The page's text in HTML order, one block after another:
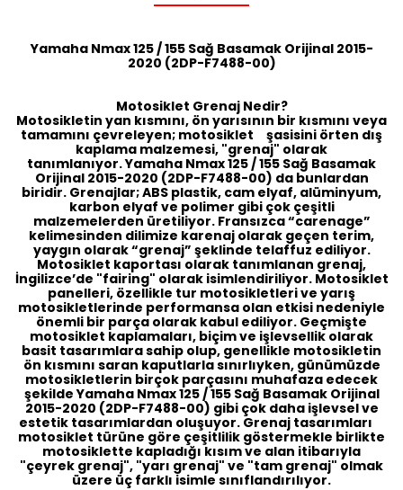
Yamaha Nmax 125 / 155 Sağ Basamak Orijinal 2015-
2020 (2DP-F7488-00)
Motosiklet Grenaj Nedir?
Motosikletin yan kısmını, ön yarısının bir kısmını veya
tamamını çevreleyen; motosiklet şasisini örten dış
kaplama malzemesi, "grenaj" olarak
tanımlanıyor. Yamaha Nmax 125 / 155 Sağ Basamak
Orijinal 2015-2020 (2DP-F7488-00) da bunlardan
biridir. Grenajlar; ABS plastik, cam elyaf, alüminyum,
karbon elyaf ve polimer gibi çok çeşitli
malzemelerden üretiliyor. Fransızca “carenage”
kelimesinden dilimize karenaj olarak geçen terim,
yaygın olarak “grenaj” şeklinde telaffuz ediliyor.
Motosiklet kaportası olarak tanımlanan grenaj,
İngilizce’de "fairing" olarak isimlendiriliyor. Motosiklet
panelleri, özellikle tur motosikletleri ve yarış
motosikletlerinde performansa olan etkisi nedeniyle
önemli bir parça olarak kabul ediliyor. Geçmişte
motosiklet kaplamaları, biçim ve işlevsellik olarak
basit tasarımlara sahip olup, genellikle motosikletin
ön kısmını saran kaputlarla sınırlıyken, günümüzde
motosikletlerin birçok parçasını muhafaza edecek
şekilde Yamaha Nmax 125 / 155 Sağ Basamak Orijinal
2015-2020 (2DP-F7488-00) gibi çok daha işlevsel ve
estetik tasarımlardan oluşuyor. Grenaj tasarımları
motosiklet türüne göre çeşitlilik göstermekle birlikte
motosiklette kapladığı kısım ve alan itibarıyla
"çeyrek grenaj", "yarı grenaj" ve "tam grenaj" olmak
üzere üç farklı isimle sınıflandırılıyor.